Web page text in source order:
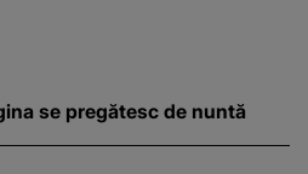
se pregătesc de nuntă